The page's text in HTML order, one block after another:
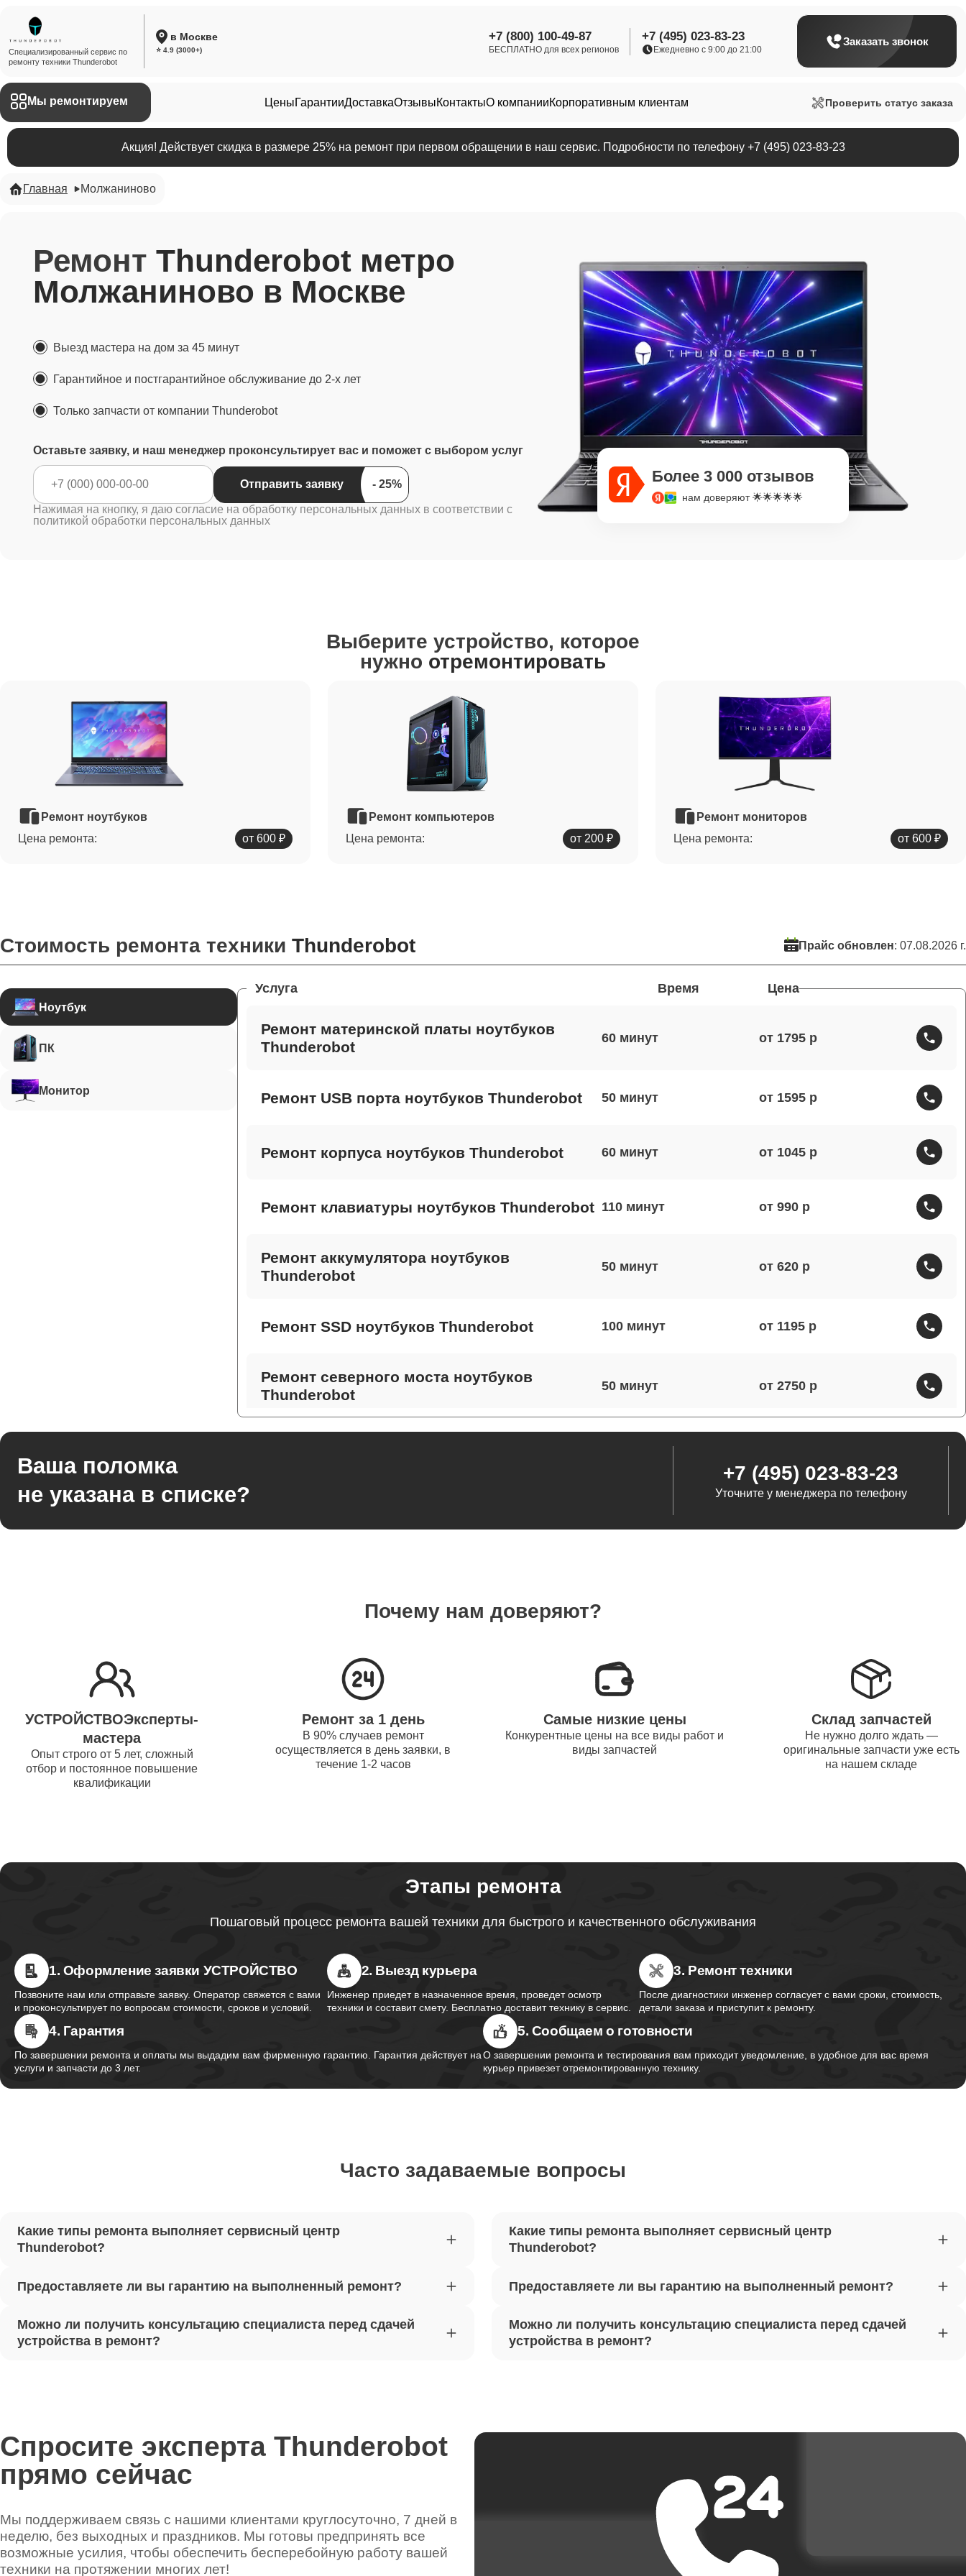
Специализированный сервис по
ремонту техники Thunderobot
в Москве
⭐ 4.9 (3000+)
+7 (800) 100-49-87
БЕСПЛАТНО для всех регионов
+7 (495) 023-83-23
Ежедневно с 9:00 до 21:00
Заказать звонок
Мы ремонтируем ЦеныГарантииДоставкаОтзывыКонтактыО компанииКорпоративным клиентам Проверить статус заказа
Акция! Действует скидка в размере 25% на ремонт при первом обращении в наш сервис. Подробности по телефону +7 (495) 023-83-23
Главная Молжаниново
Ремонт Thunderobot метро
Молжаниново в Москве
Выезд мастера на дом за 45 минут
Гарантийное и постгарантийное обслуживание до 2-х лет
Только запчасти от компании Thunderobot
Оставьте заявку, и наш менеджер проконсультирует вас и поможет с выбором услуг
Отправить заявку
Нажимая на кнопку, я даю согласие на обработку персональных данных в соответствии с
политикой обработки персональных данных
Более 3 000 отзывов
нам доверяют 🌟🌟🌟🌟🌟
Выберите устройство, которое
нужно отремонтировать
Ремонт ноутбуков
Цена ремонта:
от 600 ₽
Ремонт компьютеров
Цена ремонта:
от 200 ₽
Ремонт мониторов
Цена ремонта:
от 600 ₽
Стоимость ремонта техники Thunderobot Прайс обновлен: 07.08.2026 г.
Ноутбук
ПК
Монитор
Услуга Время Цена
Ремонт материнской платы ноутбуков
Thunderobot
60 от 1795
Ремонт USB порта ноутбуков Thunderobot 50 от 1595
Ремонт корпуса ноутбуков Thunderobot 60 от 1045
Ремонт клавиатуры ноутбуков Thunderobot 110 от 990
Ремонт аккумулятора ноутбуков
Thunderobot
50 от 620
Ремонт SSD ноутбуков Thunderobot 100 от 1195
Ремонт северного моста ноутбуков
Thunderobot
50 от 2750
Ремонт системы охлаждения ноутбуков
Ремонт процессора ноутбуков Thunderobot 70
Ремонт оперативной памяти ноутбуков
Thunderobot
50
60 от 1595
Ремонт тачпада ноутбуков Thunderobot 100
Ремонт южного моста ноутбуков
Thunderobot
Ремонт контроллера питания ноутбуков
Thunderobot
Настройка Wi-Fi ноутбуков Thunderobot 50
Ремонт петель крышки ноутбуков
Thunderobot
60 от 1045
Ремонт вебкамеры ноутбуков Thunderobot 60 от 1620
Установка драйверов ноутбуков
90
от 3700
Ремонт видеокарты ноутбуков Thunderobot
Ваша поломка
не указана в списке?
+7 (495) 023-83-23
Уточните у менеджера по телефону
Почему нам доверяют?
УСТРОЙСТВОЭксперты-
мастера
Опыт строго от 5 лет, сложный
отбор и постоянное повышение
квалификации
Ремонт за 1 день
В 90% случаев ремонт
осуществляется в день заявки, в
течение 1-2 часов
Самые низкие цены
Конкурентные цены на все виды работ и
виды запчастей
Склад запчастей
Не нужно долго ждать —
оригинальные запчасти уже есть
на нашем складе
Этапы ремонта
Пошаговый процесс ремонта вашей техники для быстрого и качественного обслуживания
1. Оформление заявки УСТРОЙСТВО
Позвоните нам или отправьте заявку. Оператор свяжется с вами
и проконсультирует по вопросам стоимости, сроков и условий.
2. Выезд курьера
Инженер приедет в назначенное время, проведет осмотр
техники и составит смету. Бесплатно доставит технику в сервис.
3. Ремонт техники
После диагностики инженер согласует с вами сроки, стоимость,
детали заказа и приступит к ремонту.
4. Гарантия
По завершении ремонта и оплаты мы выдадим вам фирменную гарантию. Гарантия действует на
услуги и запчасти до 3 лет.
5. Сообщаем о готовности
О завершении ремонта и тестирования вам приходит уведомление, в удобное для вас время
курьер привезет отремонтированную технику.
Часто задаваемые вопросы
Какие типы ремонта выполняет сервисный центр
Thunderobot?
Предоставляете ли вы гарантию на выполненный ремонт?
Можно ли получить консультацию специалиста перед сдачей
устройства в ремонт?
Какие типы ремонта выполняет сервисный центр
Thunderobot?
Предоставляете ли вы гарантию на выполненный ремонт?
Можно ли получить консультацию специалиста перед сдачей
устройства в ремонт?
Спросите эксперта Thunderobot
прямо сейчас
Мы поддерживаем связь с нашими клиентами круглосуточно, 7 дней в
неделю, без выходных и праздников. Мы готовы предпринять все
возможные усилия, чтобы обеспечить бесперебойную работу вашей
техники на протяжении многих лет!